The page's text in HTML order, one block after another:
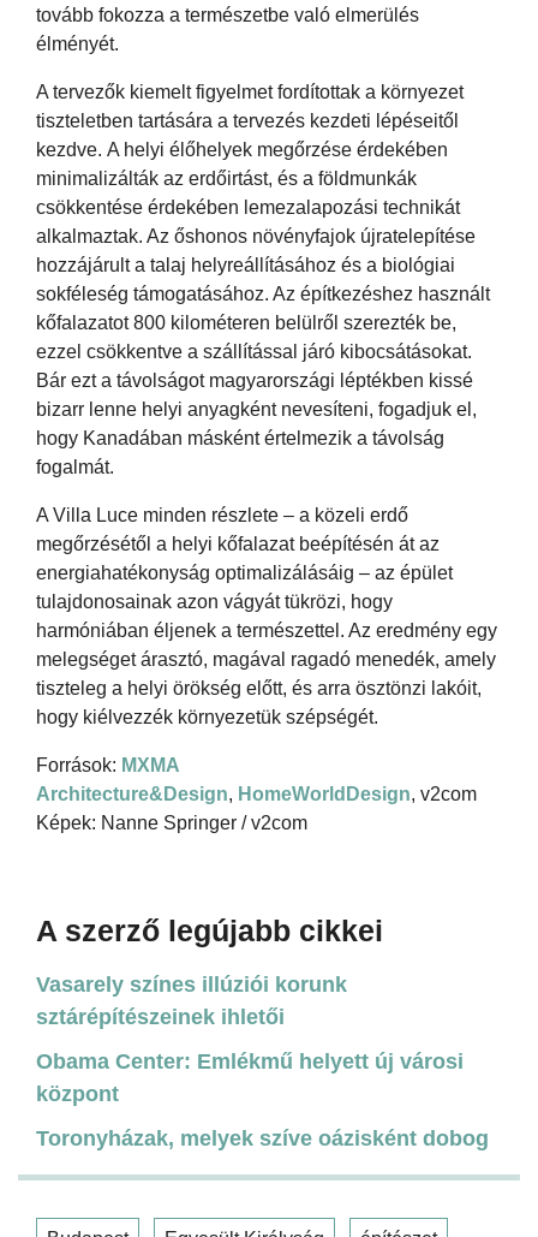
tovább fokozza a természetbe való elmerülés
élményét.
A tervezők kiemelt figyelmet fordítottak a környezet
tiszteletben tartására a tervezés kezdeti lépéseitől
kezdve. A helyi élőhelyek megőrzése érdekében
minimalizálták az erdőirtást, és a földmunkák
csökkentése érdekében lemezalapozási technikát
alkalmaztak. Az őshonos növényfajok újratelepítése
hozzájárult a talaj helyreállításához és a biológiai
sokféleség támogatásához. Az építkezéshez használt
kőfalazatot 800 kilométeren belülről szerezték be,
ezzel csökkentve a szállítással járó kibocsátásokat.
Bár ezt a távolságot magyarországi léptékben kissé
bizarr lenne helyi anyagként nevesíteni, fogadjuk el,
hogy Kanadában másként értelmezik a távolság
fogalmát.
A Villa Luce minden részlete – a közeli erdő
megőrzésétől a helyi kőfalazat beépítésén át az
energiahatékonyság optimalizálásáig – az épület
tulajdonosainak azon vágyát tükrözi, hogy
harmóniában éljenek a természettel. Az eredmény egy
melegséget árasztó, magával ragadó menedék, amely
tiszteleg a helyi örökség előtt, és arra ösztönzi lakóit,
hogy kiélvezzék környezetük szépségét.
Források: MXMA
Architecture&Design, HomeWorldDesign, v2com
Képek: Nanne Springer / v2com
A szerző legújabb cikkei
Vasarely színes illúziói korunk
sztárépítészeinek ihletői
Obama Center: Emlékmű helyett új városi
központ
Toronyházak, melyek szíve oázisként dobog